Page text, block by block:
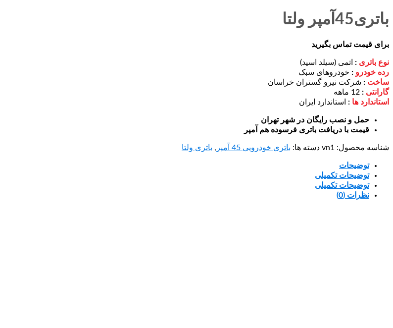
باتری45آمپر ولتا
برای قیمت تماس بگیرید
نوع باتری : اتمی (سیلد اسید)
رده خودرو : خودروهای سبک
ساخت : شرکت نیرو گستران خراسان
گارانتی : 12 ماهه
استاندارد ها : استاندارد ایران
حمل و نصب رایگان در شهر تهران
قیمت با دریافت باتری فرسوده هم آمپر
شناسه محصول: vn1 دسته ها: باتری خودرویی 45 آمپر , باتری ولتا
توضیحات
توضیحات تکمیلی
توضیحات تکمیلی
نظرات (0)